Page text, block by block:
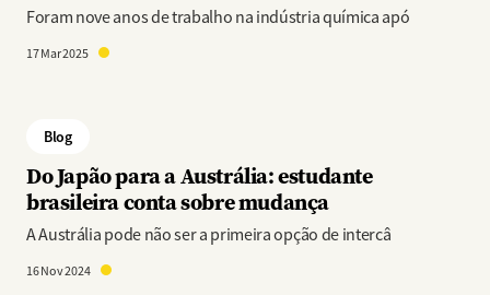
Foram nove anos de trabalho na indústria química apó
17 Mar 2025
Blog
Do Japão para a Austrália: estudante
brasileira conta sobre mudança
A Austrália pode não ser a primeira opção de intercâ
16 Nov 2024